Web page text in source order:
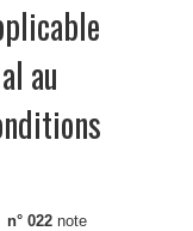
au
022 note